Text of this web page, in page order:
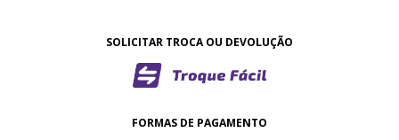
SOLICITAR TROCA OU DEVOLUÇÃO
FORMAS DE PAGAMENTO